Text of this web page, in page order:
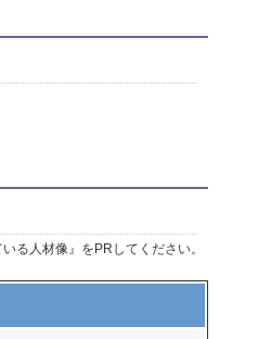
る人材像』をPRしてください。